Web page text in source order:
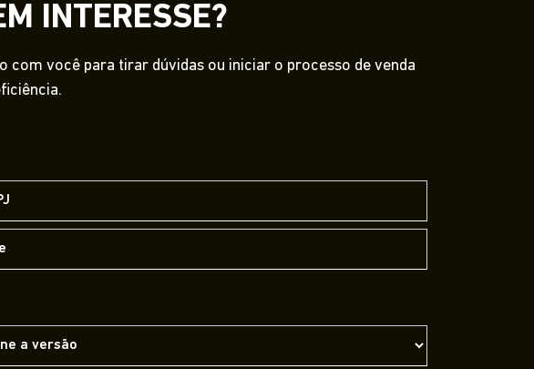
INTERESSE?
você para tirar dúvidas ou iniciar o processo de venda